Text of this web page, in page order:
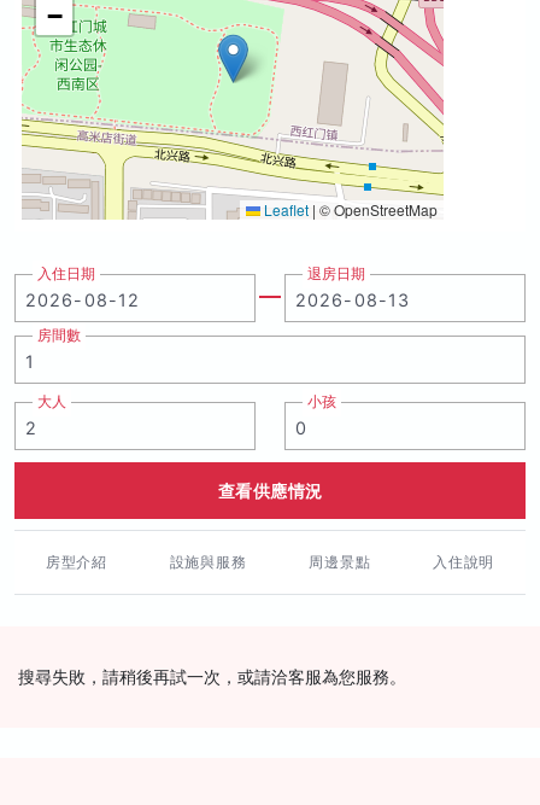
−
Leaflet | © OpenStreetMap
入住日期 退房日期
房間數
大人 小孩
查看供應情況
房型介紹 設施與服務 周邊景點 入住說明
搜尋失敗，請稍後再試一次，或請洽客服為您服務。